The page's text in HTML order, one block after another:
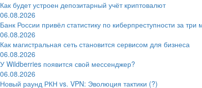
Как будет устроен депозитарный учёт криптовалют
06.08.2026
Банк России привёл статистику по киберпреступности за три
06.08.2026
Как магистральная сеть становится сервисом для бизнеса
06.08.2026
У Wildberries появится свой мессенджер?
06.08.2026
Новый раунд РКН vs. VPN: Эволюция тактики (?)